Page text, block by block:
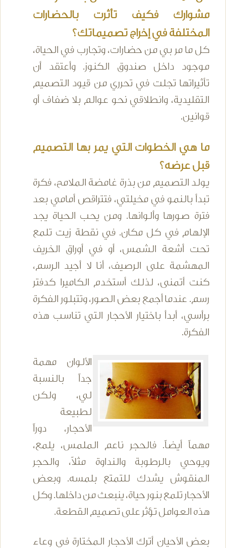
مشوارك فكيف تأثرت بالحضارات
المختلفة في إخراج تصميماتك؟
كل ما مر بي من حضارات، وتجارب في الحياة،
موجود داخل صندوق الكنوز. وأعتقد أن
تأثيراتها تجلت في تحرري من قيود التصميم
التقليدية، وانطلاقي نحو عوالم بلا ضفاف أو
قوانين.
ما هي الخطوات التي يمر بها التصميم
قبل عرضه؟
يولد التصميم من بذرة غامضة الملامح، فكرة
تبدأ بالنمو في مخيلتي، فتتراقص أمامي بعد
فترة صورها وألوانها. ومن يحب الحياة يجد
الإلهام في كل مكان. في نقطة زيت تلمع
تحت أشعة الشمس، أو في أوراق الخريف
المهشمة على الرصيف، أنا لا أجيد الرسم،
كنت أتمنى، لذلك أستخدم الكاميرا كدفتر
رسم. عندما أجمع بعض الصور، وتتبلور الفكرة
برأسي، أبدأ باختيار الأحجار التي تناسب هذه
الفكرة.
الألوان مهمة
جداً بالنسبة
لي، ولكن
لطبيعة
الأحجار، دوراً
مهماً أيضاً. فالحجر ناعم الملمس، يلمع،
ويوحي بالرطوبة والنداوة مثلاً، والحجر
المنقوش يشدك للتمتع بلمسه. وبعض
الأحجار تلمع بنور حياة، ينبعث من داخلها. وكل
هذه العوامل تؤثر على تصميم القطعة.
بعض الأحيان أترك الأحجار المختارة في وعاء